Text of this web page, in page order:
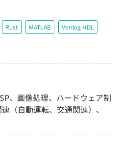
Rust MATLAB Verilog HDL
、画像処理、ハードウェア制
（自動運転、交通関連）、